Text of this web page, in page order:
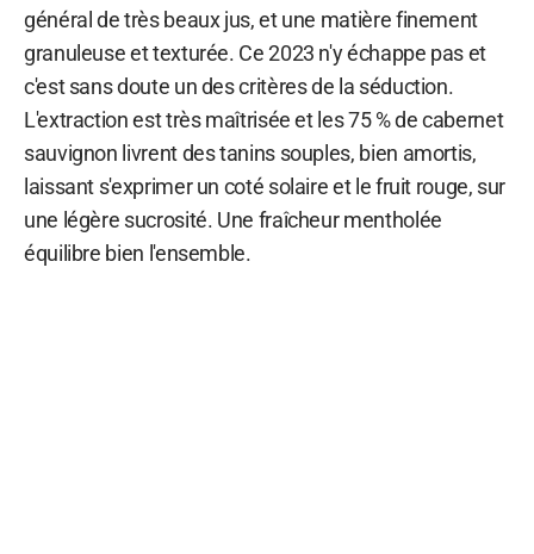
général de très beaux jus, et une matière finement
granuleuse et texturée. Ce 2023 n'y échappe pas et
c'est sans doute un des critères de la séduction.
L'extraction est très maîtrisée et les 75 % de cabernet
sauvignon livrent des tanins souples, bien amortis,
laissant s'exprimer un coté solaire et le fruit rouge, sur
une légère sucrosité. Une fraîcheur mentholée
équilibre bien l'ensemble.